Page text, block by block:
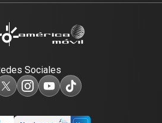
y SE
Sociales